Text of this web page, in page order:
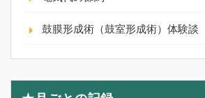
鼓膜形成術（鼓室形成術）体験談